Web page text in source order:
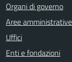
Organi di governo
Aree amministrative
Uffici
Enti e fondazioni